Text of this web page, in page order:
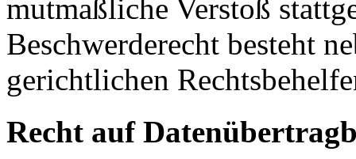
mutmaßliche Verstoß
Beschwerderecht besteht
gerichtlichen
Recht auf